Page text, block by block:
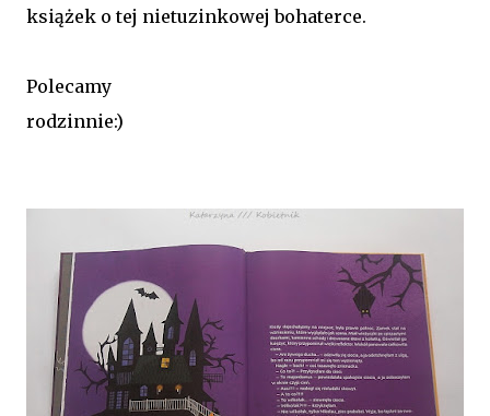
książek o tej nietuzinkowej bohaterce.
Polecamy
rodzinnie:)